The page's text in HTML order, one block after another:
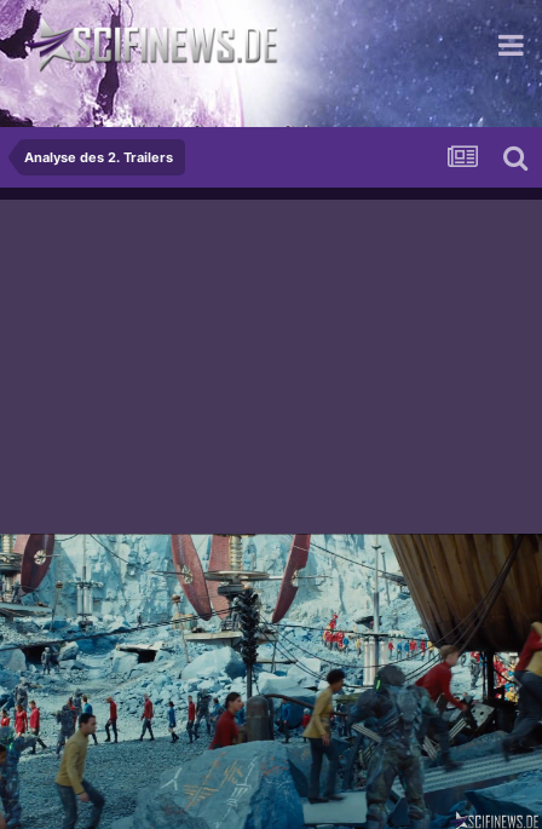
...die schrecklichste Potenz von Gut
Analyse des 2. Trailers